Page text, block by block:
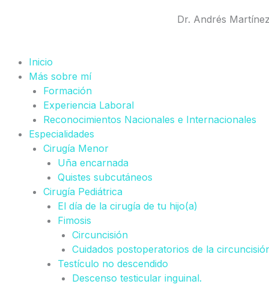
Dr. Andrés Martínez
Inicio
Más sobre mí
Formación
Experiencia Laboral
Reconocimientos Nacionales e Internacionales
Especialidades
Cirugía Menor
Uña encarnada
Quistes subcutáneos
Cirugía Pediátrica
El día de la cirugía de tu hijo(a)
Fimosis
Circuncisión
Cuidados postoperatorios de la
Testículo no descendido
Descenso testicular inguinal.